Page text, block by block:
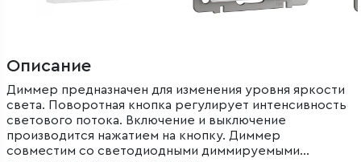
Описание
Диммер предназначен для изменения уровня яркости
света. Поворотная кнопка регулирует интенсивность
светового потока. Включение и выключение
производится нажатием на кнопку. Диммер
совместим со светодиодными диммируемыми